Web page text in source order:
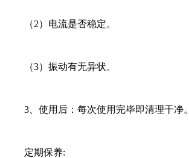
（2）电流是否稳定。
（3）振动有无异状。
3、使用后：每次使用完毕即清理干净。
定期保养: